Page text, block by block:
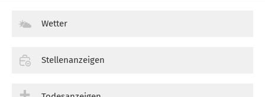
Wetter
Stellenanzeigen